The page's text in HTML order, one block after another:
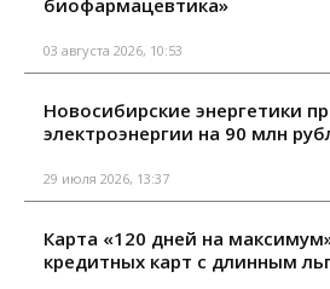
03 августа 2026, 10:53
Новосибирские энергетики
электроэнергии на 90 млн
29 июля 2026, 13:37
Карта «120 дней на
кредитных карт с длинным